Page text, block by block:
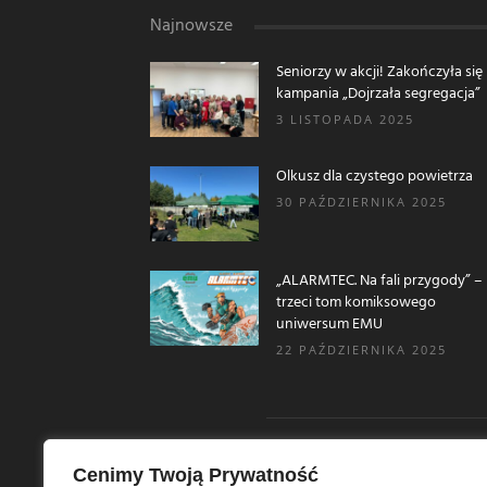
Cenimy Twoją Prywatność
Najnowsze
Seniorzy w akcji! Zakończyła się
kampania „Dojrzała segregacja”
3 LISTOPADA 2025
Olkusz dla czystego powietrza
30 PAŹDZIERNIKA 2025
„ALARMTEC. Na fali przygody” –
trzeci tom komiksowego
uniwersum EMU
22 PAŹDZIERNIKA 2025